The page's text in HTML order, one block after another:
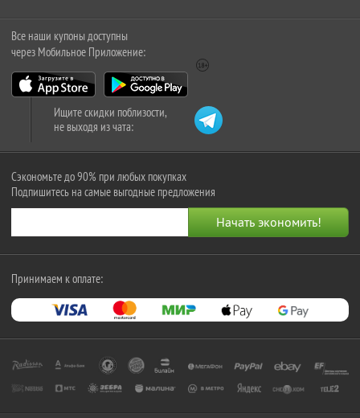
Все наши купоны доступны
через Мобильное Приложение:
Ищите скидки поблизости,
не выходя из чата:
Сэкономьте до 90% при любых покупках
Подпишитесь на самые выгодные предложения
Принимаем к оплате: